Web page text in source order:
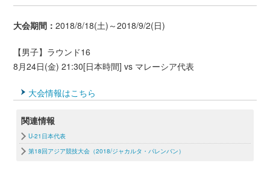
大会期間：2018/8/18(土)～2018/9/2(日)
【男子】ラウンド16
8月24日(金) 21:30[日本時間] vs マレーシア代表
大会情報はこちら
関連情報
U-21日本代表
第18回アジア競技大会（2018/ジャカルタ・パレンバン）